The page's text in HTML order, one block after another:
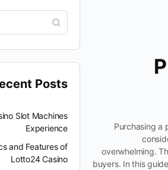
Purchasing a
overwhelming.
buyers. In this
Posts
Slot Machines
Experience
and Features of
Lotto24 Casino